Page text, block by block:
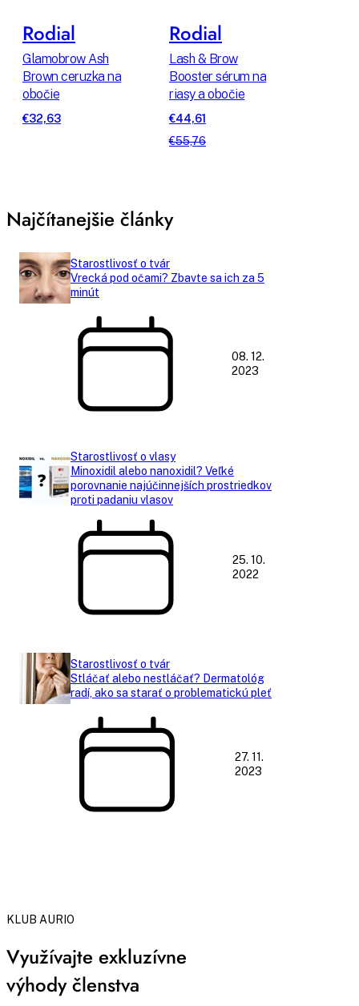
Rodial
Glamobrow Ash
Brown ceruzka na
obočie
€32,63
Rodial
Lash & Brow
Booster sérum na
riasy a obočie
€44,61
€55,76
Najčítanejšie články
Starostlivosť o tvár
Vrecká pod očami? Zbavte sa ich za 5
minút
08. 12.
2023
Starostlivosť o vlasy
Minoxidil alebo nanoxidil? Veľké
porovnanie najúčinnejších prostriedkov
proti padaniu vlasov
25. 10.
2022
Starostlivosť o tvár
Stláčať alebo nestláčať? Dermatológ
radí, ako sa starať o problematickú pleť
27. 11.
2023
KLUB AURIO
Využívajte exkluzívne
výhody členstva